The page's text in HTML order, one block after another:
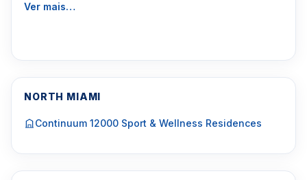
Ver mais…
NORTH MIAMI
Continuum 12000 Sport & Wellness Residences